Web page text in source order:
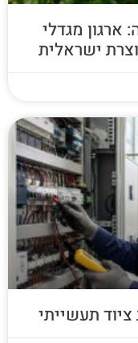
ארגון מגדלי
ישראלית
תעשייתי